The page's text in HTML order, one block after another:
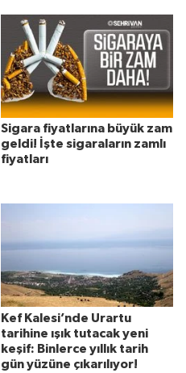
Sigara fiyatlarına büyük zam
geldi! İşte sigaraların zamlı
fiyatları
Kef Kalesi’nde Urartu
tarihine ışık tutacak yeni
keşif: Binlerce yıllık tarih
gün yüzüne çıkarılıyor!